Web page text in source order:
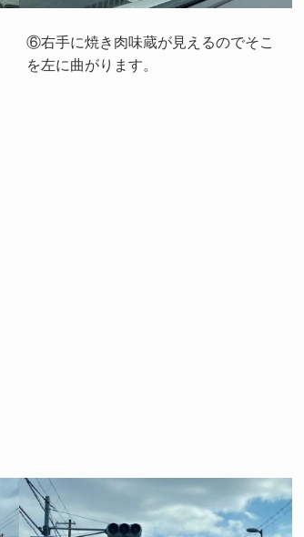
⑥右手に焼き肉味蔵が見えるのでそこ
を左に曲がります。